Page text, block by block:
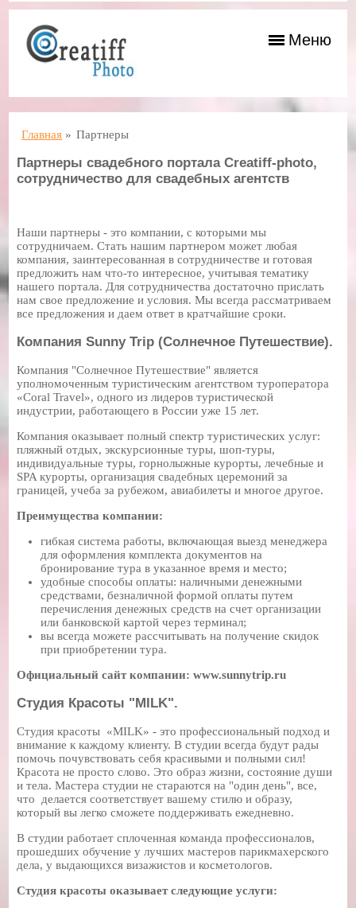
Меню
Главная » Партнеры
Партнеры свадебного портала Creatiff-photo,
сотрудничество для свадебных агентств
Наши партнеры - это компании, с которыми мы
сотрудничаем. Стать нашим партнером может любая
компания, заинтересованная в сотрудничестве и готовая
предложить нам что-то интересное, учитывая тематику
нашего портала. Для сотрудничества достаточно прислать
нам свое предложение и условия. Мы всегда рассматриваем
все предложения и даем ответ в кратчайшие сроки.
Компания Sunny Trip (Солнечное Путешествие).
Компания "Солнечное Путешествие" является
уполномоченным туристическим агентством туроператора
«Coral Travel», одного из лидеров туристической
индустрии, работающего в России уже 15 лет.
Компания оказывает полный спектр туристических услуг:
пляжный отдых, экскурсионные туры, шоп-туры,
индивидуальные туры, горнолыжные курорты, лечебные и
SPA курорты, организация свадебных церемоний за
границей, учеба за рубежом, авиабилеты и многое другое.
Преимущества компании:
гибкая система работы, включающая выезд менеджера
для оформления комплекта документов на
бронирование тура в указанное время и место;
удобные способы оплаты: наличными денежными
средствами, безналичной формой оплаты путем
перечисления денежных средств на счет организации
или банковской картой через терминал;
вы всегда можете рассчитывать на получение скидок
при приобретении тура.
Официальный сайт компании: www.sunnytrip.ru
Студия Красоты "MILK".
Студия красоты «MILK» - это профессиональный подход и
внимание к каждому клиенту. В студии всегда будут рады
помочь почувствовать себя красивыми и полными сил!
Красота не просто слово. Это образ жизни, состояние души
и тела. Мастера студии не стараются на "один день", все,
что делается соответствует вашему стилю и образу,
который вы легко сможете поддерживать ежедневно.
В студии работает сплоченная команда профессионалов,
прошедших обучение у лучших мастеров парикмахерского
дела, у выдающихся визажистов и косметологов.
Студия красоты оказывает следующие услуги: